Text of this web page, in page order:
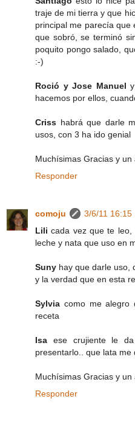
traje de mi tierra y que
principal me parecía que
que sobró, se terminó
poquito pongo salado,
:-)
Roció y Jose Manuel
hacemos por ellos,
Criss habrá que darle
usos, con 3 ha ido genial
Muchísimas Gracias y
Responder
comoju
3/6/11 16:15
Lili cada vez que te
leche y nata que uso en
Suny hay que darle uso,
y la verdad que en esta
Sylvia como me alegro
receta
Isa ese crujiente le
presentarlo.. que lata me
Muchísimas Gracias y
Responder